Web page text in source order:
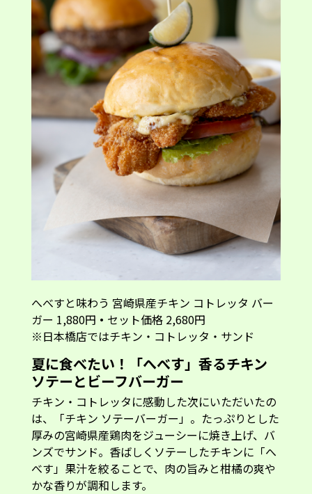
へべすと味わう 宮崎県産チキン コトレッタ バー
ガー 1,880円 ・ セット価格 2,680円
※日本橋店ではチキン・コトレッタ・サンド
夏に食べたい！「へべす」香るチキン
ソテーとビーフバーガー
チキン・コトレッタに感動した次にいただいたの
は、「チキン ソテーバーガー」。たっぷりとした
厚みの宮崎県産鶏肉をジューシーに焼き上げ、バ
ンズでサンド。香ばしくソテーしたチキンに「へ
べす」果汁を絞ることで、肉の旨みと柑橘の爽や
かな香りが調和します。